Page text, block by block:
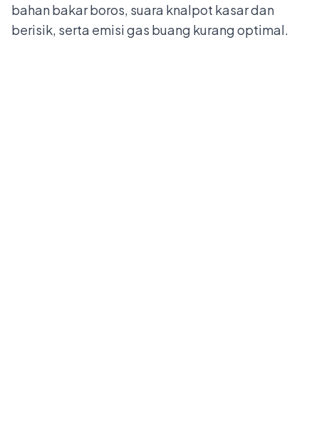
bahan bakar boros, suara knalpot kasar dan
berisik, serta emisi gas buang kurang optimal.